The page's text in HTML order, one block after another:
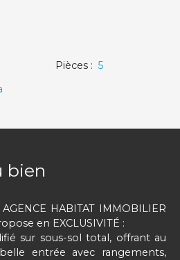
Pièces : 5
bien
HABITAT IMMOBILIER
en EXCLUSIVITÉ :
sur sous-sol total, offrant au
entrée avec rangements,